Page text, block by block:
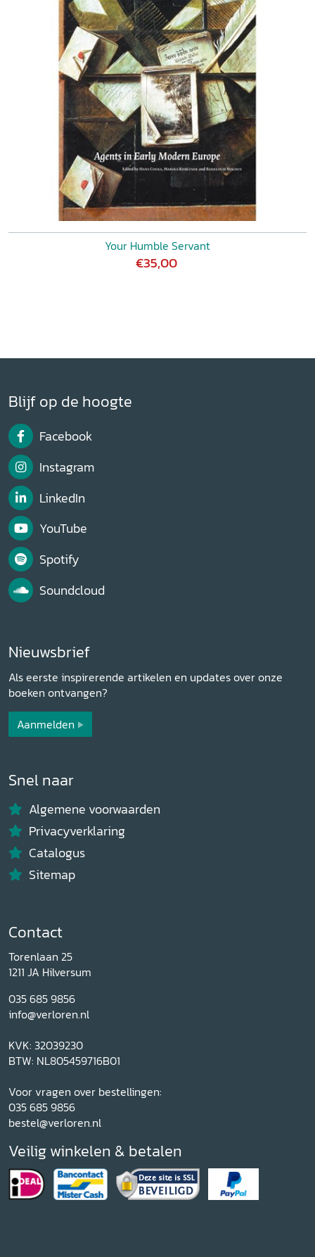
Your Humble Servant
€35,00
Blijf op de hoogte
Facebook
Instagram
LinkedIn
YouTube
Spotify
Soundcloud
Nieuwsbrief
Als eerste inspirerende artikelen en updates over onze
boeken ontvangen?
Aanmelden
Snel naar
Algemene voorwaarden
Privacyverklaring
Catalogus
Sitemap
Contact
Torenlaan 25
1211 JA Hilversum
035 685 9856
info@verloren.nl
KVK: 32039230
BTW: NL805459716B01
Voor vragen over bestellingen:
035 685 9856
bestel@verloren.nl
Veilig winkelen & betalen